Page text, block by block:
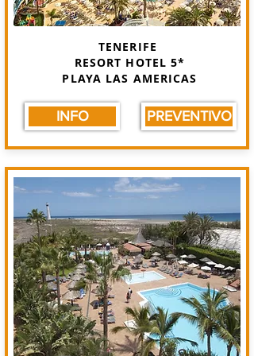
TENERIFE
RESORT HOTEL 5*
PLAYA LAS AMERICAS
INFO PREVENTIVO